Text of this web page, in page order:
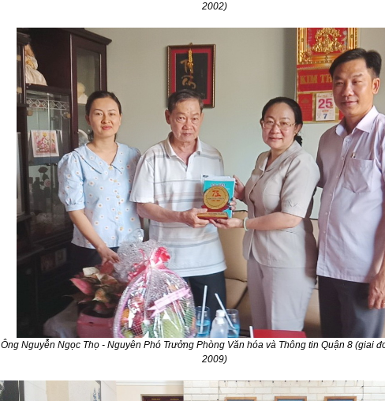
2002)
Ông Nguyễn Ngọc Thọ - Nguyên Phó Trưởng Phòng Văn hóa và Thông tin Quận 8 (giai
2009)